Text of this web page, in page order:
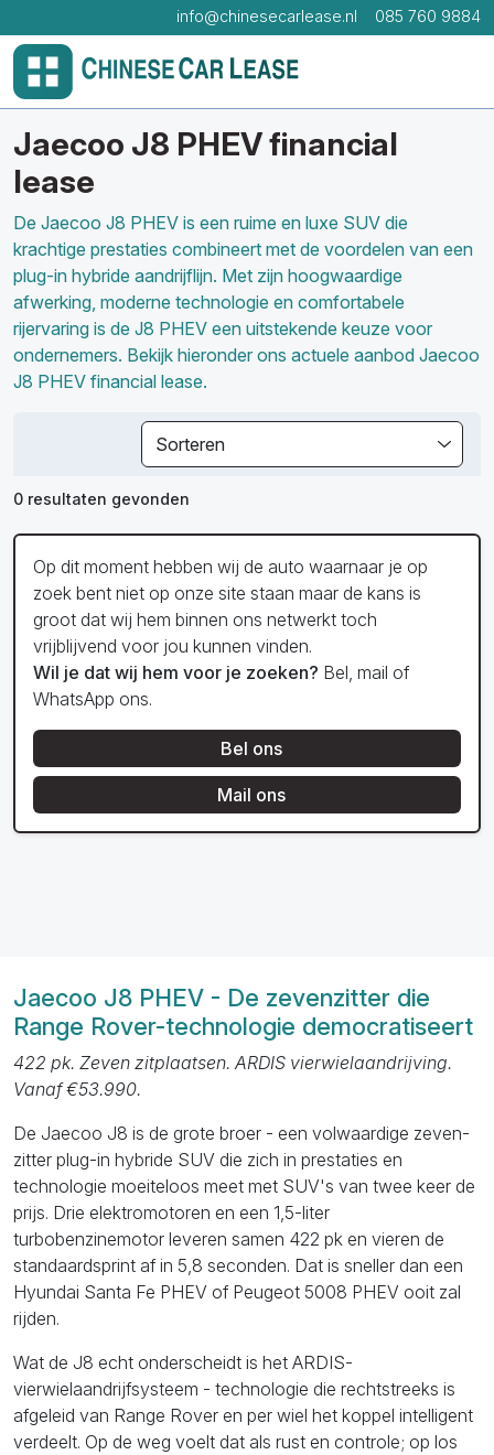
info@chinesecarlease.nl 085 760 9884
Jaecoo J8 PHEV financial
lease
De Jaecoo J8 PHEV is een ruime en luxe SUV die
krachtige prestaties combineert met de voordelen van een
plug-in hybride aandrijflijn. Met zijn hoogwaardige
afwerking, moderne technologie en comfortabele
rijervaring is de J8 PHEV een uitstekende keuze voor
ondernemers. Bekijk hieronder ons actuele aanbod Jaecoo
J8 PHEV financial lease.
Sorteren
0 resultaten gevonden
Op dit moment hebben wij de auto waarnaar je op
zoek bent niet op onze site staan maar de kans is
groot dat wij hem binnen ons netwerkt toch
vrijblijvend voor jou kunnen vinden.
Wil je dat wij hem voor je zoeken? Bel, mail of
WhatsApp ons.
Bel ons
Mail ons
Jaecoo J8 PHEV - De zevenzitter die
Range Rover-technologie democratiseert
422 pk. Zeven zitplaatsen. ARDIS vierwielaandrijving.
Vanaf €53.990.
De Jaecoo J8 is de grote broer - een volwaardige zeven-
zitter plug-in hybride SUV die zich in prestaties en
technologie moeiteloos meet met SUV's van twee keer de
prijs. Drie elektromotoren en een 1,5-liter
turbobenzinemotor leveren samen 422 pk en vieren de
standaardsprint af in 5,8 seconden. Dat is sneller dan een
Hyundai Santa Fe PHEV of Peugeot 5008 PHEV ooit zal
rijden.
Wat de J8 echt onderscheidt is het ARDIS-
vierwielaandrijfsysteem - technologie die rechtstreeks is
afgeleid van Range Rover en per wiel het koppel intelligent
verdeelt. Op de weg voelt dat als rust en controle; op los